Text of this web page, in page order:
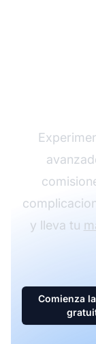
y lleva tu
Comienza